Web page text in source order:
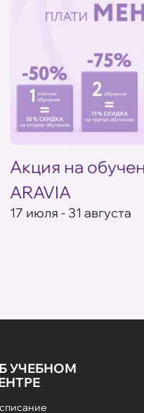
Акция на
ARAVIA
17 июля - 31 августа
УЧЕБНОМ